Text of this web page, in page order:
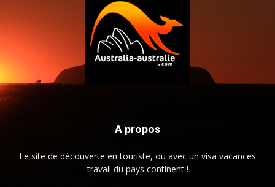
A propos
Le site de découverte en touriste, ou avec un visa vacances
travail du pays continent !